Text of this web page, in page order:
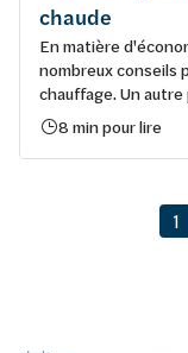
chaude
En matière
nombreux conseils
chauffage. Un
8 min pour lire
1